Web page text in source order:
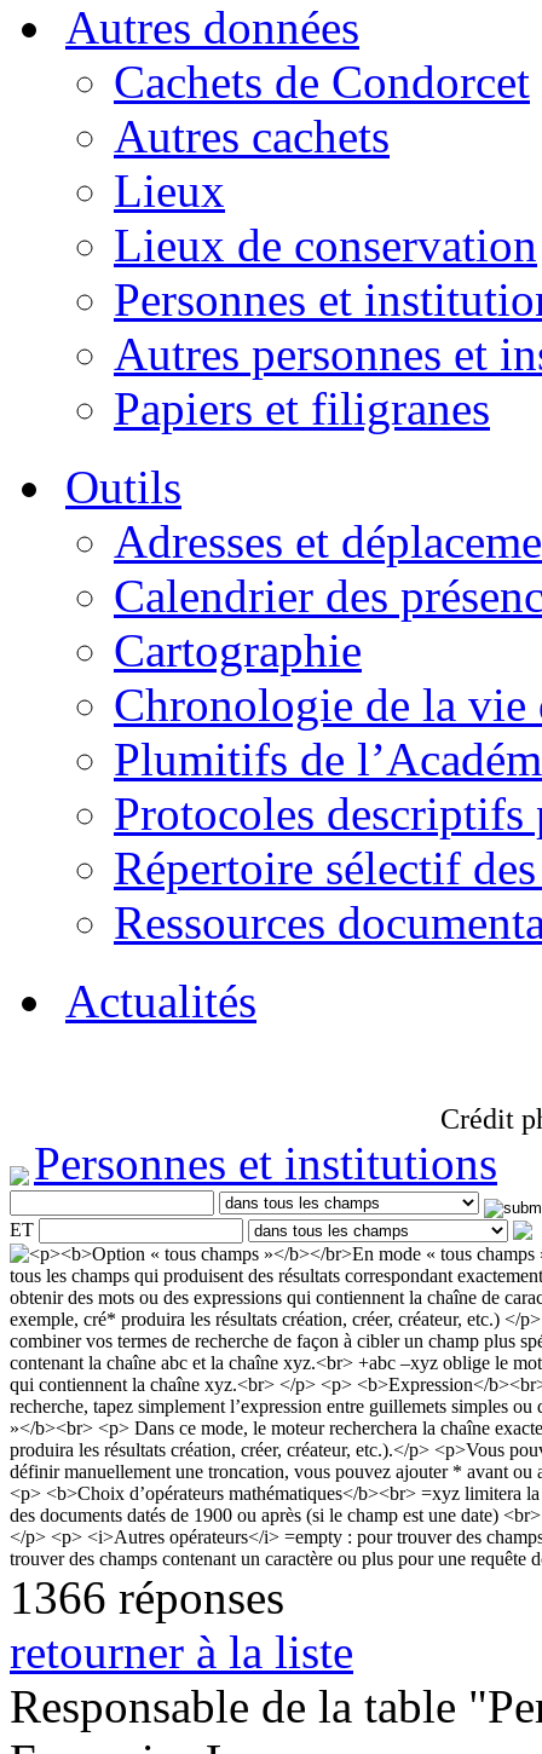
Autres données
Cachets de Condorcet
Autres cachets
Lieux
Lieux de conservation
Personnes et
Autres personnes et
Papiers et filigranes
Outils
Adresses et
Calendrier des
Cartographie
Chronologie de la vie
Plumitifs de
Protocoles descriptifs
Répertoire sélectif
Ressources
Actualités
Crédit
Personnes et institutions
ET
1366 réponses
retourner à la liste
Responsable de la table